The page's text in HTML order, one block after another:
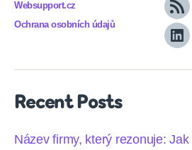
Websupport.cz
Ochrana osobních údajů
Recent Posts
Název firmy, který rezonuje: